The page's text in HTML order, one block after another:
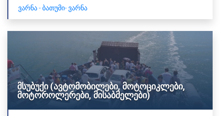
ვარნა - ბათუმი- ვარნა
მსუბუქი (ავტომობილები, მოტოციკლები,
მოტოროლერები, მისაბმელები)